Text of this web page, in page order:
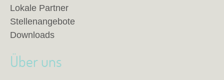
Lokale Partner
Stellenangebote
Downloads
Über uns